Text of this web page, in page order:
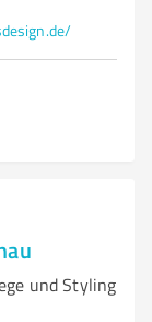
und Styling